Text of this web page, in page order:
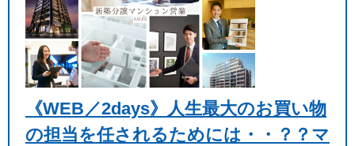
《WEB／2days》人生最大のお買い物
の担当を任されるためには・・？？マ